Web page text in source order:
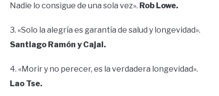
Nadie lo consigue de una sola vez». Rob Lowe.
3. «Solo la alegría es garantía de salud y longevidad».
Santiago Ramón y Cajal.
4. «Morir y no perecer, es la verdadera longevidad».
Lao Tse.